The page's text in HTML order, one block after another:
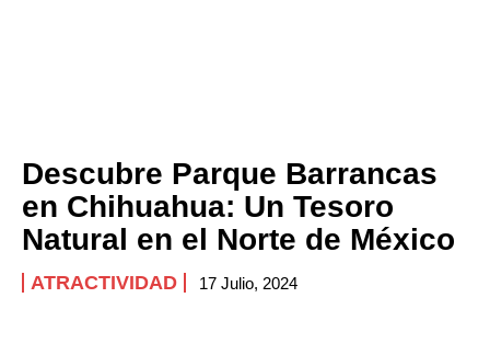
Descubre Parque Barrancas
en Chihuahua: Un Tesoro
Natural en el Norte de México
ATRACTIVIDAD 17 Julio, 2024